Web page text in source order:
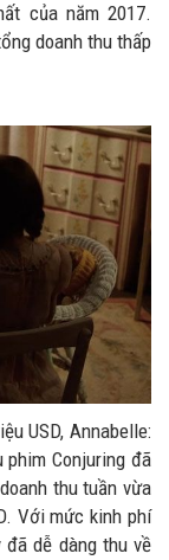
của năm 2017.
doanh thu thấp
USD, Annabelle:
Conjuring đã
thu tuần vừa
Với mức kinh phí
đã dễ dàng thu về